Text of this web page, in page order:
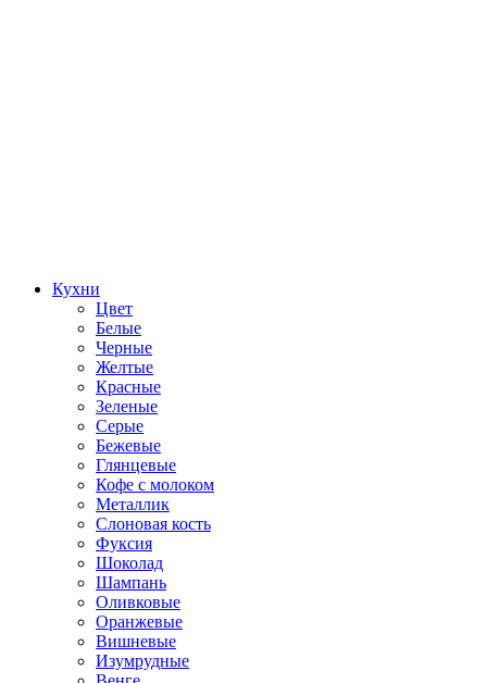
Кухни
Цвет
Белые
Черные
Желтые
Красные
Зеленые
Серые
Бежевые
Глянцевые
Кофе с молоком
Металлик
Слоновая кость
Фуксия
Шоколад
Шампань
Оливковые
Оранжевые
Вишневые
Изумрудные